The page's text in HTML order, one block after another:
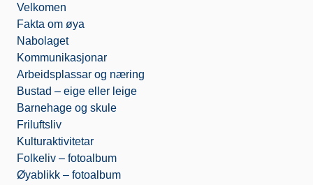
o
o
k
e
r
o
k
.
c
o
m
Velkomen
Fakta om øya
Nabolaget
Kommunikasjonar
Arbeidsplassar og næring
Bustad – eige eller leige
Barnehage og skule
Friluftsliv
Kulturaktivitetar
Folkeliv – fotoalbum
Øyablikk – fotoalbum